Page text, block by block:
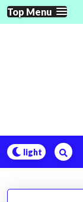
Skip
to
Top Menu